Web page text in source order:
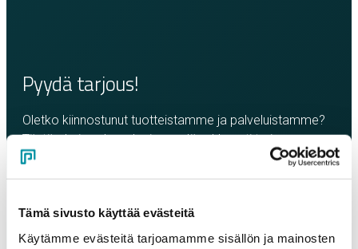
Tämä sivusto käyttää evästeitä
Käytämme evästeitä tarjoamamme sisällön ja mainosten
Pyydä tarjous!
Oletko kiinnostunut tuotteistamme ja palveluistamme?
Täytä oheinen lomake ja pyydä rohkeasti tarjous.
Olemme sinuun yhteydessä mahdollisimman pian!